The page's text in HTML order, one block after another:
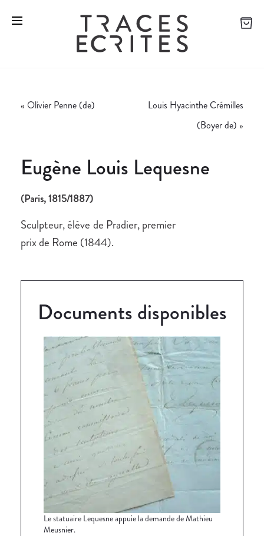
« Olivier Penne (de)
Louis Hyacinthe Crémilles
(Boyer de) »
Eugène Louis Lequesne
(Paris, 1815/1887)
Sculpteur, élève de Pradier, premier
prix de Rome (1844).
Documents disponibles
Le statuaire Lequesne appuie la demande de Mathieu
Meusnier.